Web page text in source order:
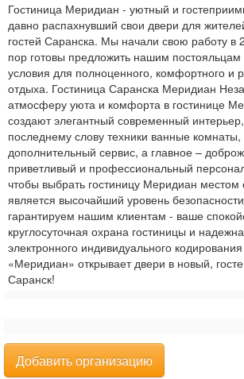
Гостиница Меридиан - уютный и
давно распахнувший свои двери для
гостей Саранска. Мы начали свою работу в
пор готовы предложить нашим
условия для полноценного, комфортного и
отдыха. Гостиница Саранска Меридиан
атмосферу уюта и комфорта в гостинице
создают элегантный современный
последнему слову техники ванные
дополнительный сервис, а главное –
приветливый и профессиональный
чтобы выбрать гостиницу Меридиан местом
является высочайший уровень
гарантируем нашим клиентам - ваше
круглосуточная охрана гостиницы и
электронного индивидуального
«Меридиан» открывает двери в новый,
Саранск!
Добавить организацию